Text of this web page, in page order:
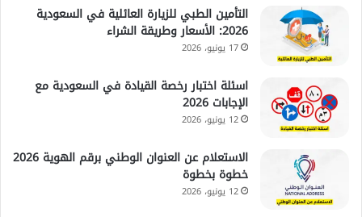
التأمين الطبي للزيارة العائلية في السعودية
2026: الأسعار وطريقة الشراء
17 يونيو، 2026
اسئلة اختبار رخصة القيادة في السعودية مع
الإجابات 2026
12 يونيو، 2026
الاستعلام عن العنوان الوطني برقم الهوية 2026
خطوة بخطوة
12 يونيو، 2026